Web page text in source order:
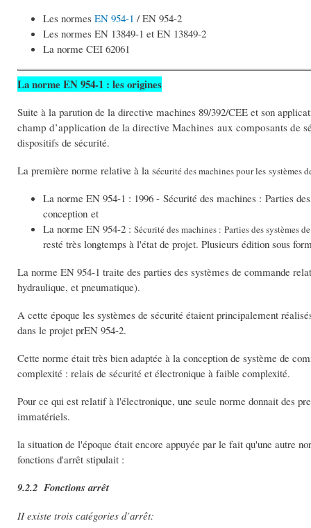
Les normesEN 954-1 / EN 954-2
Les normes EN 13849-1 et EN 13849-2
La norme CEI 62061
La norme EN 954-1 : les origines
Suite à la parution de la directive machines 89/392/CEE et son
champ d’application de la directive Machines aux composants de
dispositifs de sécurité.
La première norme relative à la sécurité des machines pour les systèmes
La norme EN 954-1 : 1996 - Sécurité des machines : Parties
conception et
La norme EN 954-2 :Sécurité des machines :Parties des systèmes
resté très longtemps à l'état de projet. Plusieurs édition sous
La norme EN 954-1 traite des parties des systèmes de commande
hydraulique, et pneumatique).
A cette époque les systèmes de sécurité étaient principalement
dans le projet prEN 954-2.
Cette norme était très bien adaptée à la conception de système de
complexité : relais de sécurité et électronique à faible complexité.
Pour ce qui est relatif à l'électronique, une seule norme donnait des
immatériels.
la situation de l'époque était encore appuyée par le fait qu'une autre
fonctions d'arrêt stipulait :
9.2.2 Fonctions arrêt
II existe trois catégories d’arrêt: